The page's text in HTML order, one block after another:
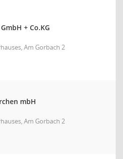
+ Co.KG
Am Gorbach 2
mbH
Am Gorbach 2